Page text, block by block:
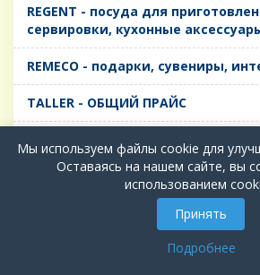
REGENT - посуда для
сервировки, кухонные
REMECO - подарки, сувениры,
TALLER - ОБЩИЙ ПРАЙС
TIMA - посуда для
кухонные аксессуары
БИОСТАЛЬ - ТЕРМОСА
Мы используем файлы cookie для
Оставаясь на нашем сайте, вы
использованием
Принять
Подробнее